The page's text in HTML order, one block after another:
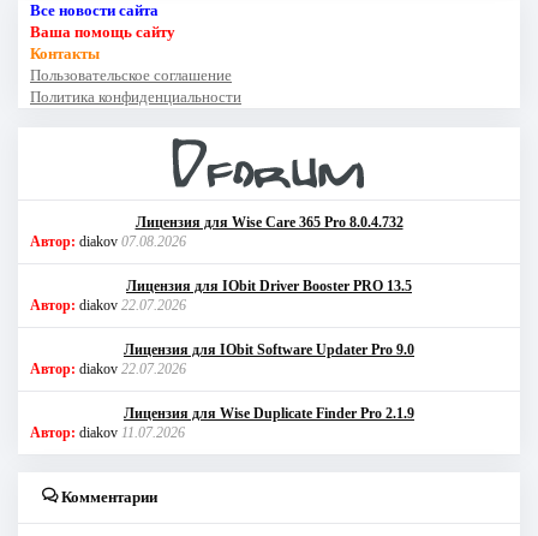
Все новости сайта
Ваша помощь сайту
Контакты
Пользовательское соглашение
Политика конфиденциальности
Лицензия для Wise Care 365 Pro 8.0.4.732
Автор: diakov 07.08.2026
Лицензия для IObit Driver Booster PRO 13.5
Автор: diakov 22.07.2026
Лицензия для IObit Software Updater Pro 9.0
Автор: diakov 22.07.2026
Лицензия для Wise Duplicate Finder Pro 2.1.9
Автор: diakov 11.07.2026
Комментарии